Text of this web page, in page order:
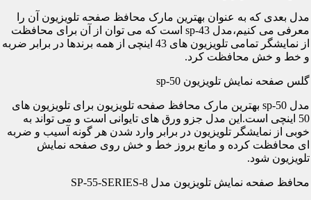
مدل بعدی که به عنوان بهترین مارک محافظ صفحه تلویزیون آن را
معرفی می کنیم،مدل sp-43 است که می توان از آن برای محافظت
از نمایشگر تمامی تلویزیون های 43 اینچی از همه برندها در برابر ضربه
و خط و خش محافظت کرد.
گلس صفحه نمایش تلویزیون sp-50
مدل sp-50 بهترین مارک محافظ صفحه تلویزیون برای تلویزیون های
50 اینچی است.این مدل جزو ورق های تایوانی است و می تواند به
خوبی از نمایشگر تلویزیون در برابر وارد شدن هر گونه آسیب و ضربه
ای محافظت کرده و مانع بروز خط و خش روی صفحه نمایش
تلویزیون شود.
محافظ صفحه نمایش تلویزیون مدل SP-55-SERIES-8